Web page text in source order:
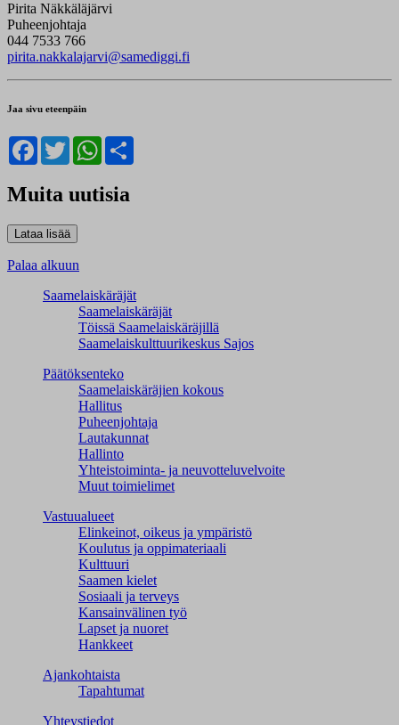
Pirita Näkkäläjärvi
Puheenjohtaja
044 7533 766
pirita.nakkalajarvi@samediggi.fi
Jaa sivu eteenpäin
Facebook
TwitterWhatsApp
Muita uutisia
Palaa alkuun
Saamelaiskäräjät
Saamelaiskäräjät
Töissä Saamelaiskäräjillä
Saamelaiskulttuuri­keskus Sajos
Päätöksenteko
Saamelaiskäräjien kokous
Hallitus
Puheenjohtaja
Lautakunnat
Hallinto
Yhteistoiminta- ja neuvotteluvelvoite
Muut toimielimet
Vastuualueet
Elinkeinot, oikeus ja ympäristö
Koulutus ja oppimateriaali
Kulttuuri
Saamen kielet
Sosiaali ja terveys
Kansainvälinen työ
Lapset ja nuoret
Hankkeet
Ajankohtaista
Tapahtumat
Yhteystiedot